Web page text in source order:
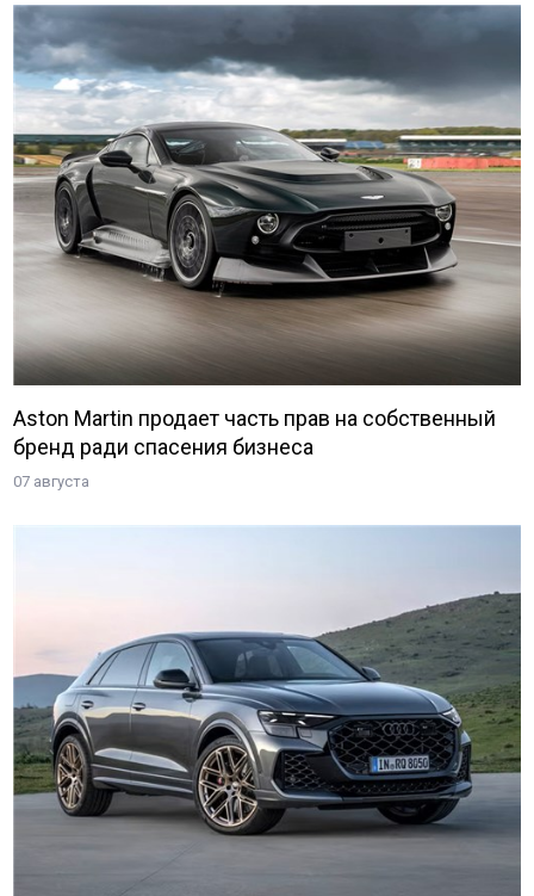
Aston Martin продает часть прав на собственный
бренд ради спасения бизнеса
07 августа